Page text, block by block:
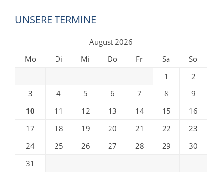
UNSERE TERMINE
August 2026
Mo
Di Mi Do Fr Sa
So
1
2
3
4 5 6 7 8
9
10
11 12 13 14 15
16
17
18 19 20 21 22
23
24
25 26 27 28 29
30
31